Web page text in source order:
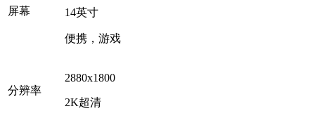
屏幕 14英寸
便携，游戏
分辨率
2880x1800
2K超清